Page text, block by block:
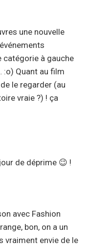
une nouvelle
catégorie à gauche
:o) Quant au film
le regarder (au
vraie ?) ! ça
de déprime 😉 !
avec Fashion
bon, on a un
vraiment envie de le